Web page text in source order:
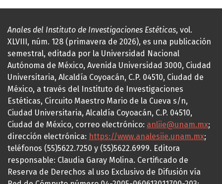
Anales del Instituto de Investigaciones Estéticas, vol.
XLVIII, núm. 128 (primavera de 2026), es una publicación
semestral, editada por la Universidad Nacional
Autónoma de México, Avenida Universidad 3000, Ciudad
Universitaria, Alcaldía Coyoacán, C.P. 04510, Ciudad de
México, a través del Instituto de Investigaciones
Estéticas, Circuito Maestro Mario de la Cueva s/n,
Ciudad Universitaria, Alcaldía Coyoacán, C.P. 04510,
Ciudad de México, correo electrónico: anliie@unam.mx;
dirección electrónica: https://www.analesiie.unam.mx;
teléfonos (55)5622.7250 y (55)5622.6999. Editora
responsable: Claudia Garay Molina. Certificado de
Reserva de Derechos al uso Exclusivo de Difusión vía